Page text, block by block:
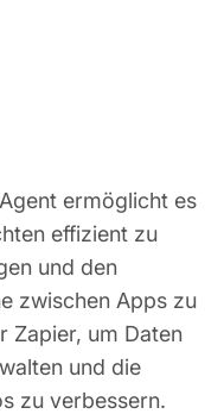
ermöglicht es
effizient zu
und den
zwischen Apps zu
Zapier, um Daten
und die
zu verbessern.